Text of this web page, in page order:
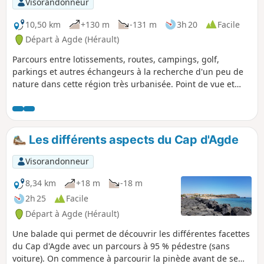
au loin, le magnifique Fort Brescou !
Visorandonneur
10,50 km
+130 m -131 m 3h 20
Facile
Départ à Agde (Hérault)
Parcours entre lotissements, routes, campings, golf,
parkings et autres échangeurs à la recherche d'un peu de
nature dans cette région très urbanisée. Point de vue et
Loup.L'application Visorando est conseillée
Les différents aspects du Cap d'Agde
Visorandonneur
8,34 km
+18 m
-18 m
2h 25
Facile
Départ à Agde (Hérault)
Une balade qui permet de découvrir les différentes facettes
du Cap d'Agde avec un parcours à 95 % pédestre (sans
voiture). On commence à parcourir la pinède avant de se